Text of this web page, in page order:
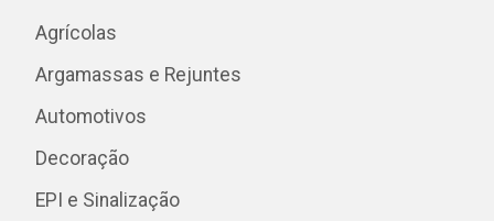
Agrícolas
Argamassas e Rejuntes
Automotivos
Decoração
EPI e Sinalização